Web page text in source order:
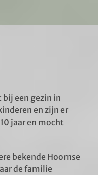
een gezin in
en zijn er
jaar en mocht
bekende Hoornse
de familie